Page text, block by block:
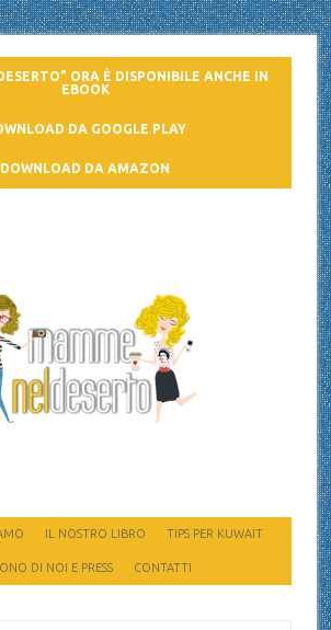
ORA È DISPONIBILE ANCHE IN
EBOOK
DA GOOGLE PLAY
DOWNLOAD DA AMAZON
IL NOSTRO LIBRO TIPS PER KUWAIT
DI NOI E PRESS CONTATTI